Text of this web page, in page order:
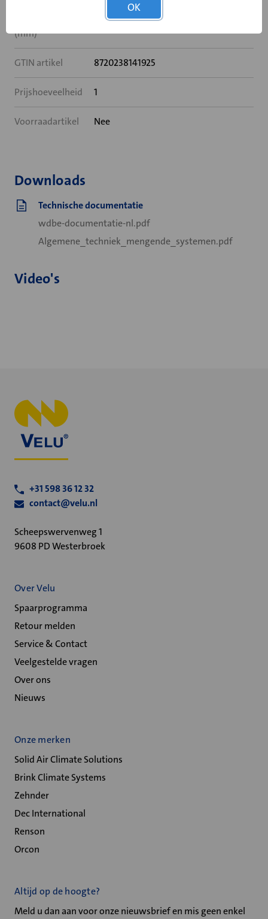
(mm)
GTIN artikel 8720238141925
Prijshoeveelheid 1
Voorraadartikel Nee
Downloads
Technische documentatie
wdbe-documentatie-nl.pdf
Algemene_techniek_mengende_systemen.pdf
Video's
+31 598 36 12 32
contact@velu.nl
Scheepswervenweg 1
9608 PD Westerbroek
Over Velu
Spaarprogramma
Retour melden
Service & Contact
Veelgestelde vragen
Over ons
Nieuws
Onze merken
Solid Air Climate Solutions
Brink Climate Systems
Zehnder
Dec International
Renson
Orcon
Altijd op de hoogte?
Meld u dan aan voor onze nieuwsbrief en mis geen enkel
OK